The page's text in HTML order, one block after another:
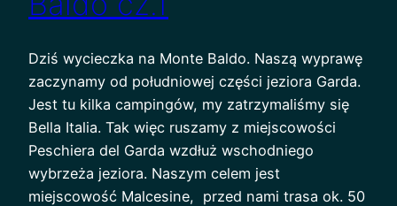
Dziś wycieczka na Monte Baldo. Naszą wyprawę
zaczynamy od południowej części jeziora Garda.
Jest tu kilka campingów, my zatrzymaliśmy się
Bella Italia. Tak więc ruszamy z miejscowości
Peschiera del Garda wzdłuż wschodniego
wybrzeża jeziora. Naszym celem jest
miejscowość Malcesine, przed nami trasa ok. 50